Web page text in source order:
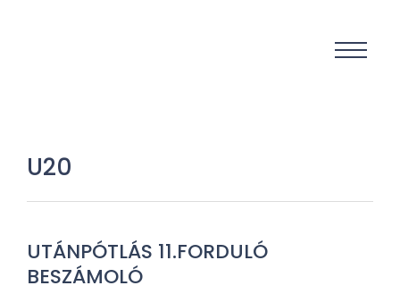
U20
UTÁNPÓTLÁS 11.FORDULÓ
BESZÁMOLÓ